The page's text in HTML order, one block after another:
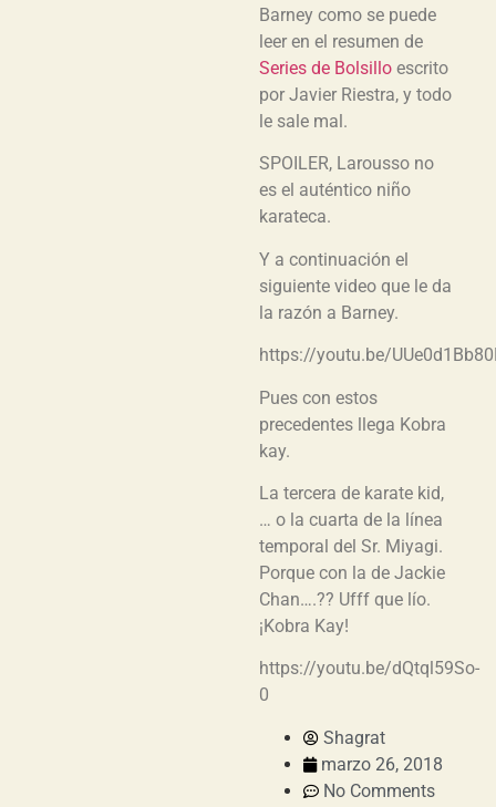
Barney como se puede
leer en el resumen de
Series de Bolsillo escrito
por Javier Riestra, y todo
le sale mal.
SPOILER, Larousso no
es el auténtico niño
karateca.
Y a continuación el
siguiente video que le da
la razón a Barney.
https://youtu.be/
Pues con estos
precedentes llega Kobra
kay.
La tercera de karate kid,
… o la cuarta de la línea
temporal del Sr. Miyagi.
Porque con la de Jackie
Chan….?? Ufff que lío.
¡Kobra Kay!
https://youtu.be/dQtql59So-
0
Shagrat
marzo 26, 2018
No Comments